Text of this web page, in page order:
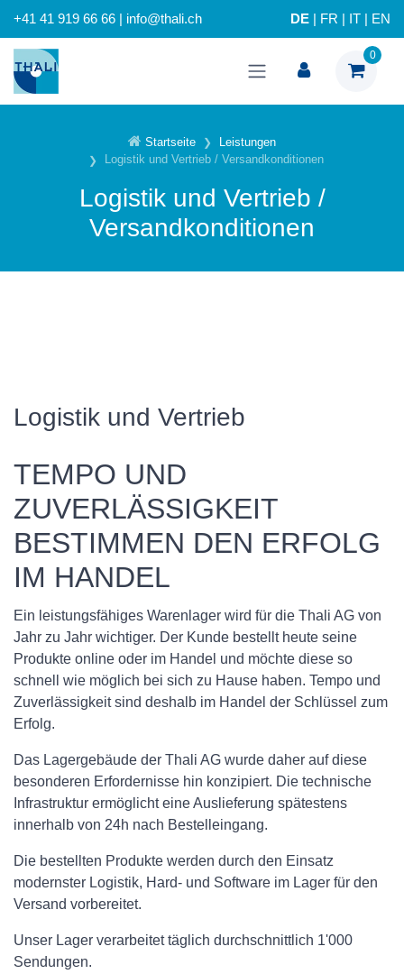
+41 41 919 66 66 | info@thali.ch DE FR IT EN
0
Startseite
Leistungen
Logistik und Vertrieb / Versandkonditionen
Logistik und Vertrieb /
Versandkonditionen
Logistik und Vertrieb
TEMPO UND
ZUVERLÄSSIGKEIT
BESTIMMEN DEN ERFOLG
IM HANDEL
Ein leistungsfähiges Warenlager wird für die Thali AG von
Jahr zu Jahr wichtiger. Der Kunde bestellt heute seine
Produkte online oder im Handel und möchte diese so
schnell wie möglich bei sich zu Hause haben. Tempo und
Zuverlässigkeit sind deshalb im Handel der Schlüssel zum
Erfolg.
Das Lagergebäude der Thali AG wurde daher auf diese
besonderen Erfordernisse hin konzipiert. Die technische
Infrastruktur ermöglicht eine Auslieferung spätestens
innerhalb von 24h nach Bestelleingang.
Die bestellten Produkte werden durch den Einsatz
modernster Logistik, Hard- und Software im Lager für den
Versand vorbereitet.
Unser Lager verarbeitet täglich durchschnittlich 1'000
Sendungen.